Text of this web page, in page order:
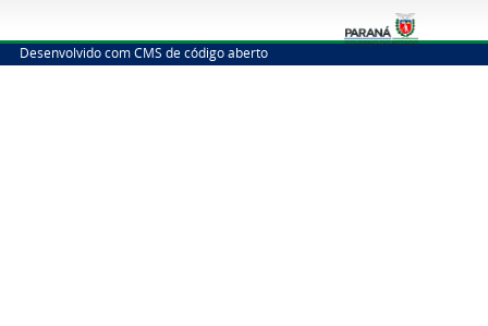
Desenvolvido com CMS de código aberto